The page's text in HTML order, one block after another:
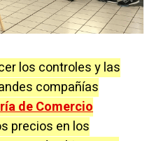
los controles y las
compañías
de Comercio
precios en los